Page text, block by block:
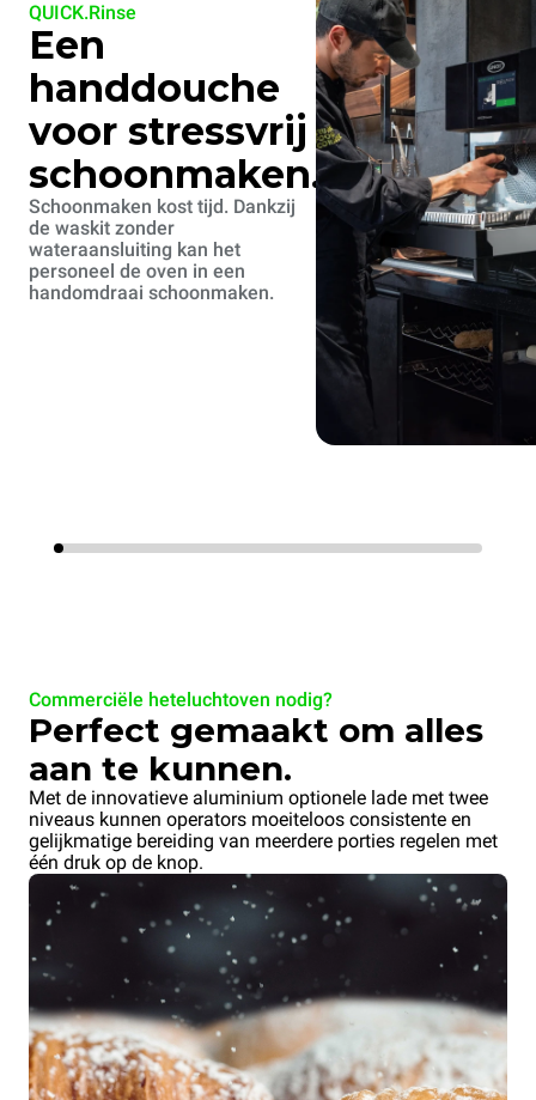
QUICK.Rinse
Een
handdouche
voor stressvrij
schoonmaken.
Schoonmaken kost tijd. Dankzij
de waskit zonder
wateraansluiting kan het
personeel de oven in een
handomdraai schoonmaken.
Commerciële heteluchtoven nodig?
Perfect gemaakt om alles
aan te kunnen.
Met de innovatieve aluminium optionele lade met twee
niveaus kunnen operators moeiteloos consistente en
gelijkmatige bereiding van meerdere porties regelen met
één druk op de knop.